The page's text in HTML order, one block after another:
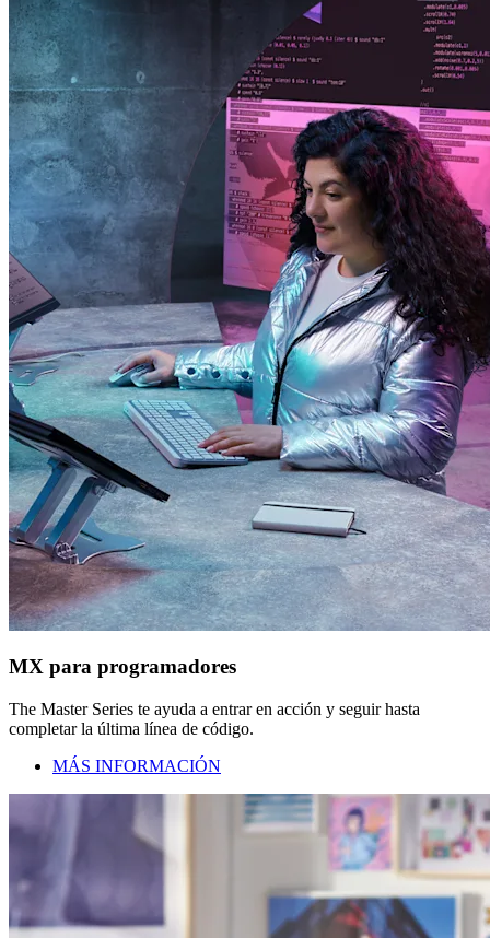
MX para programadores
The Master Series te ayuda a entrar en acción y seguir hasta
completar la última línea de código.
MÁS INFORMACIÓN